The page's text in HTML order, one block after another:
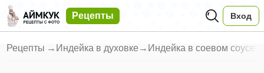
Рецепты Вход
Рецепты → Индейка в духовке → Индейка в соевом соусе